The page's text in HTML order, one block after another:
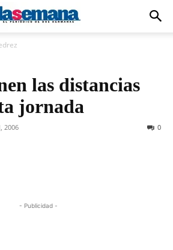
las distancias
jornada
2006 0
- Publicidad -